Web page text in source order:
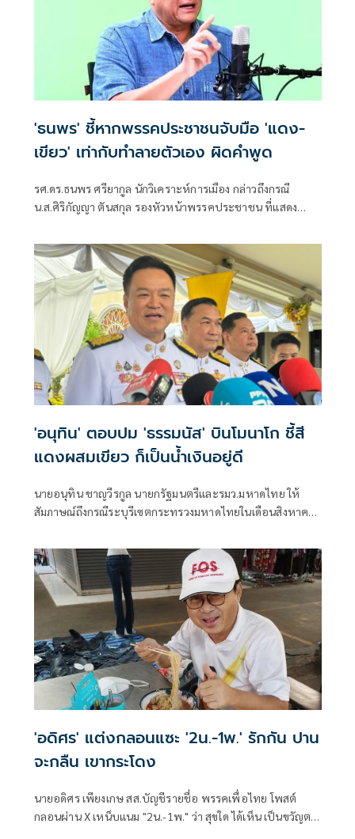
'ธนพร' ชี้หากพรรคประชาชนจับมือ 'แดง-
เขียว' เท่ากับทำลายตัวเอง ผิดคำพูด
รศ.ดร.ธนพร ศรียากูล นักวิเคราะห์การเมือง กล่าวถึงกรณี
น.ส.ศิริกัญญา ตันสกุล รองหัวหน้าพรรคประชาชน ที่แสดง
พรรคภูมิใจไทย ก็จำเป็นต้องพูดคุยกับพรรคประชาชนด้วยว่า
'อนุทิน' ตอบปม 'ธรรมนัส' บินโมนาโก ชี้สี
แดงผสมเขียว ก็เป็นน้ำเงินอยู่ดี
นายอนุทิน ชาญวีรกูล นายกรัฐมนตรีและรมว.มหาดไทย ให้
สัมภาษณ์ถึงกรณีระบุรีเซตกระทรวงมหาดไทยในเดือนสิงหาคม
'อดิศร' แต่งกลอนแซะ '2น.-1พ.' รักกัน ปาน
จะกลืน เขากระโดง
นายอดิศร เพียงเกษ สส.บัญชีรายชื่อ พรรคเพื่อไทย โพสต์
กลอนผ่าน X เหน็บแนม "2น.-1พ." ว่า สุขใด ได้เห็น เป็นขวัญตา